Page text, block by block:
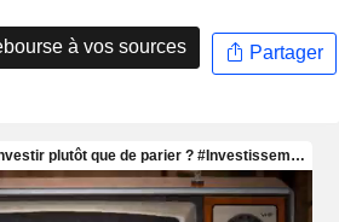
à vos sources Partager